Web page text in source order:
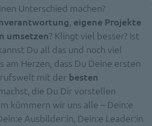
Unterschied machen?
, eigene Projekte
umsetzen? Klingt viel besser? Ist
Du all das und noch viel
am Herzen, dass Du Deine ersten
mit der besten
die Du Dir vorstellen
kümmern wir uns alle – Dein:e
Ausbilder:in, Dein:e Leader:in